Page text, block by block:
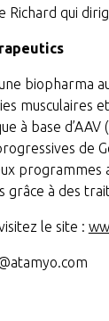
Richard qui
biopharma
musculaires
à base
de
programmes
grâce à des
le site :